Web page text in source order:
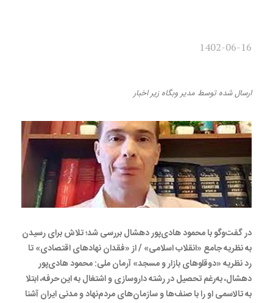
1402-06-16
ارسال شدهتوسط مدیر وبگاه زیراخبار
در گفت‌وگو با محمود هادی‌پور دهشال بررسی شد؛ تلاش برای رسیدن
به نظریه جامع «انقلاب اسلامی» / از «فقدان نهادهای اقتصادی» تا
رد نظریه «دوقلوهای بازار و مسجد» آرمان ملی: محمود هادی‌پور
دهشال، به‌رغم تحصیل در رشته داروسازی و اشتغال به این حرفه، ابتلا
به تالاسمی او را با صنف‌ها و سازمان‌های مردم‌نهاد و مدنی ایران آشنا